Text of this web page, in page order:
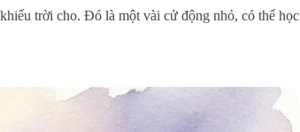
trời cho. Đó là một vài cử động nhỏ, có thể học